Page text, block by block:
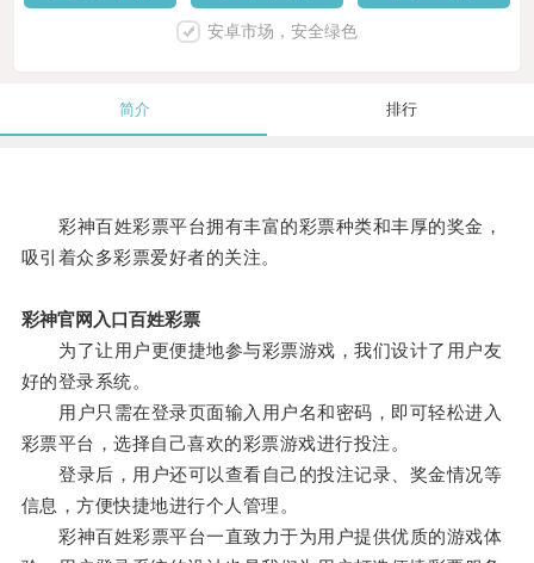
安卓市场，安全绿色
简介 排行
彩神百姓彩票平台拥有丰富的彩票种类和丰厚的奖金，
吸引着众多彩票爱好者的关注。
彩神官网入口百姓彩票
为了让用户更便捷地参与彩票游戏，我们设计了用户友
好的登录系统。
用户只需在登录页面输入用户名和密码，即可轻松进入
彩票平台，选择自己喜欢的彩票游戏进行投注。
登录后，用户还可以查看自己的投注记录、奖金情况等
信息，方便快捷地进行个人管理。
彩神百姓彩票平台一直致力于为用户提供优质的游戏体